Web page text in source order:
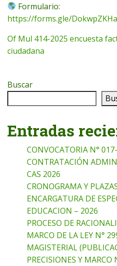
Formulario:
https://forms.gle/
Of Mul 414-2025 encuesta
ciudadana
Buscar
Entradas
CONVOCATORIA N°
CONTRATACIÓN
CAS 2026
CRONOGRAMA Y
ENCARGATURA DE
EDUCACION – 2026
PROCESO DE
MARCO DE LA LEY N°
MAGISTERIAL
PRECISIONES Y